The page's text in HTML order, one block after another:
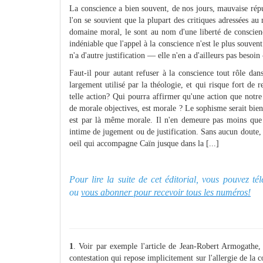
La conscience a bien souvent, de nos jours, mauvaise
l'on se souvient que la plupart des critiques adressées
domaine moral, le sont au nom d'une liberté de
indéniable que l'appel à la conscience n'est le plus
n'a d'autre justification — elle n'en a d'ailleurs pas
Faut-il pour autant refuser à la conscience tout rôle
largement utilisé par la théologie, et qui risque fort de
telle action? Qui pourra affirmer qu'une action que
de morale objectives, est morale ? Le sophisme serait
est par là même morale. Il n'en demeure pas moins
intime de jugement ou de justification. Sans aucun
oeil qui accompagne Caïn jusque dans la [...]
Pour lire la suite de cet éditorial, vous pouvez
ou vous abonner pour recevoir tous les numéros!
1. Voir par exemple l'article de Jean-Robert
contestation qui repose implicitement sur l'allergie de la